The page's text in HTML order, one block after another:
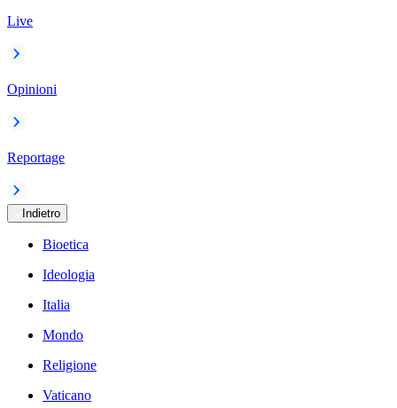
Live
Opinioni
Reportage
Indietro
Bioetica
Ideologia
Italia
Mondo
Religione
Vaticano